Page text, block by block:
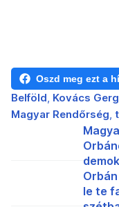
Oszd meg ezt a
Belföld Kovács
Magyar Rendőrség
le te